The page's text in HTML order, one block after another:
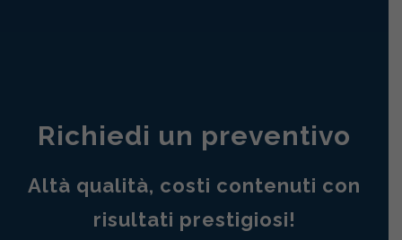
Richiedi un preventivo
Altà qualità, costi contenuti con
risultati prestigiosi!